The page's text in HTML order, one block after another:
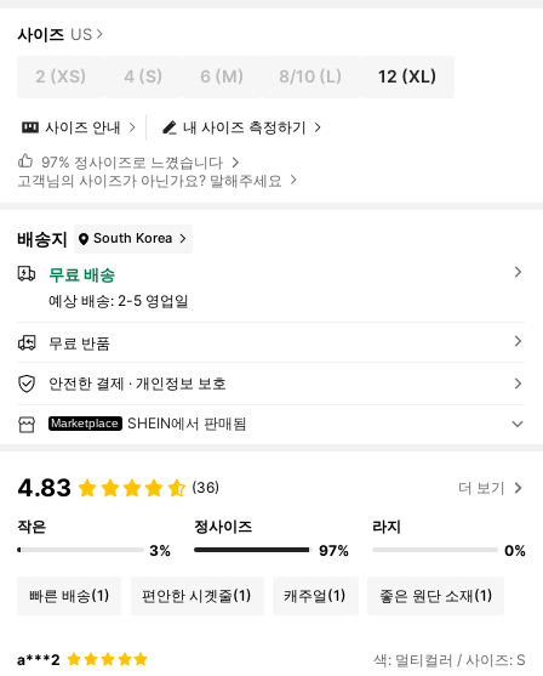
사이즈 US
2 (XS) 4(S) 6 (M) 8/10 (L) 12 (XL)
내 사이즈 측정하기
사이즈 안내
97% 정사이즈로 느꼈습니다
고객님의 사이즈가 아닌가요? 말해주세요
배송지 South Korea
무료 배송
예상 배송: 2-5 영업일
무료 반품
안전한 결제 · 개인정보 보호
Marketplace SHEIN에서 판매됨
4.83 (36) 더 보기
작은
3%
정사이즈
97%
라지
0%
빠른 배송(1) 편안한 시곗줄(1) 캐주얼(1) 좋은 원단 소재(1)
a***2 색: 멀티컬러 / 사이즈: S